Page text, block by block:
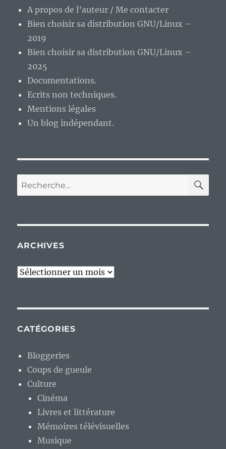
A propos de l’auteur / Me contacter
Bien choisir sa distribution GNU/Linux –
2019
Bien choisir sa distribution GNU/Linux –
2025
Documentations.
Ecrits non techniques.
Mentions légales
Un blog indépendant.
Recherche
pour :
ARCHIVES
Archives
CATÉGORIES
Bloggeries
Coups de gueule
Culture
Cinéma
Livres et littérature
Mémoires télévisuelles
Musique